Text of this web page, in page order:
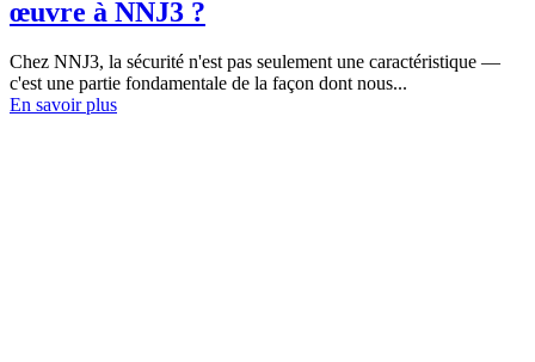
œuvre à NNJ3 ?
Chez NNJ3, la sécurité n'est pas seulement une caractéristique —
c'est une partie fondamentale de la façon dont nous...
En savoir plus